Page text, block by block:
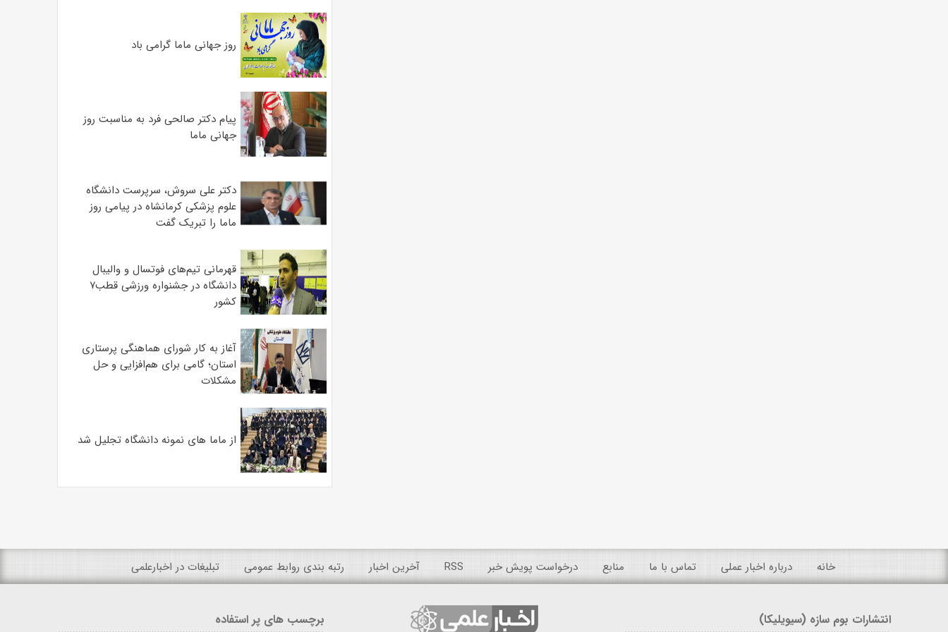
روز جهانی ماما گرامی باد
پیام دکتر صالحی فرد به مناسبت روز
جهانی ماما
دکتر علی سروش، سرپرست دانشگاه
علوم پزشکی کرمانشاه در پیامی روز
ماما را تبریک گفت
قهرمانی تیم‌های فوتسال و والیبال
دانشگاه در جشنواره ورزشی قطب۷
کشور
آغاز به کار شورای هماهنگی پرستاری
استان؛ گامی برای هم‌افزایی و حل
مشکلات
از ماما های نمونه دانشگاه تجلیل شد
خانه درباره اخبار عملی تماس با ما منابع درخواست پویش خبر RSS آخرین اخبار رتبه بندی روابط عمومی تبلیغات در اخبارعلمی
انتشارات بوم سازه (سیویلیکا) برچسب های پر استفاده